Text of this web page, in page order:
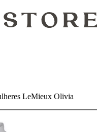
LeMieux Olivia